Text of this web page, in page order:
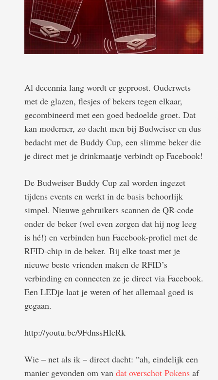
Al decennia lang wordt er geproost. Ouderwets
met de glazen, flesjes of bekers tegen elkaar,
gecombineerd met een goed bedoelde groet. Dat
kan moderner, zo dacht men bij Budweiser en dus
bedacht met de Buddy Cup, een slimme beker die
je direct met je drinkmaatje verbindt op Facebook!
De Budweiser Buddy Cup zal worden ingezet
tijdens events en werkt in de basis behoorlijk
simpel. Nieuwe gebruikers scannen de QR-code
onder de beker (wel even zorgen dat hij nog leeg
is hé!) en verbinden hun Facebook-profiel met de
RFID-chip in de beker. Bij elke toast met je
nieuwe beste vrienden maken de RFID’s
verbinding en connecten ze je direct via Facebook.
Een LEDje laat je weten of het allemaal goed is
gegaan.
http://youtu.be/9FdnssHlcRk
Wie – net als ik – direct dacht: “ah, eindelijk een
manier gevonden om van dat overschot Pokens af